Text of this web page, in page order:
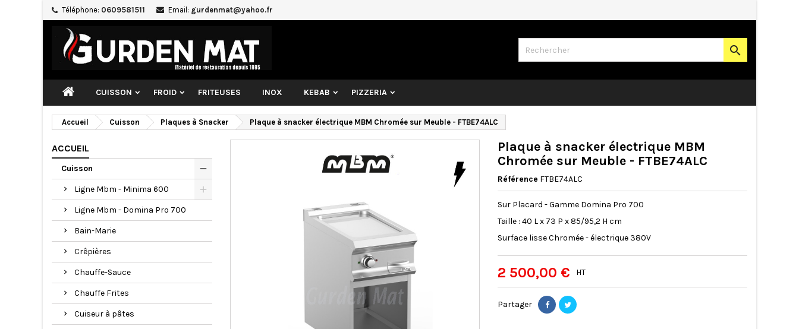
Téléphone: 0609581511 Email: gurdenmat@yahoo.fr

CUISSON FROID FRITEUSES INOX KEBAB PIZZERIA
Accueil Cuisson Plaques à Snacker Plaque à snacker électrique MBM Chromée sur Meuble - FTBE74ALC
ACCUEIL
Cuisson
Ligne Mbm - Minima 600
Ligne Mbm - Domina Pro 700
Bain-Marie
Crêpières
Chauffe-Sauce
Chauffe Frites
Cuiseur à pâtes
Plaque à snacker électrique MBM
Chromée sur Meuble - FTBE74ALC
Référence FTBE74ALC
Sur Placard - Gamme Domina Pro 700
Taille : 40 L x 73 P x 85/95,2 H cm
Surface lisse Chromée - électrique 380V
2 500,00 € HT
Partager